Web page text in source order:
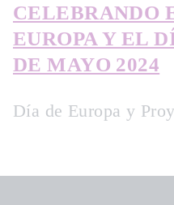
CELEBRANDO
EUROPA Y EL
DE MAYO 2024
Día de Europa y